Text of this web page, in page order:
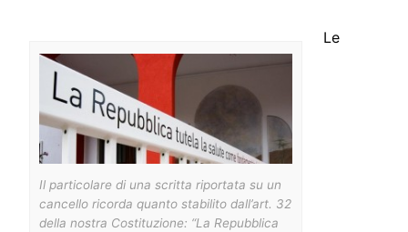
Il particolare di una scritta riportata su un
cancello ricorda quanto stabilito dall’art. 32
della nostra Costituzione: “La Repubblica
Le